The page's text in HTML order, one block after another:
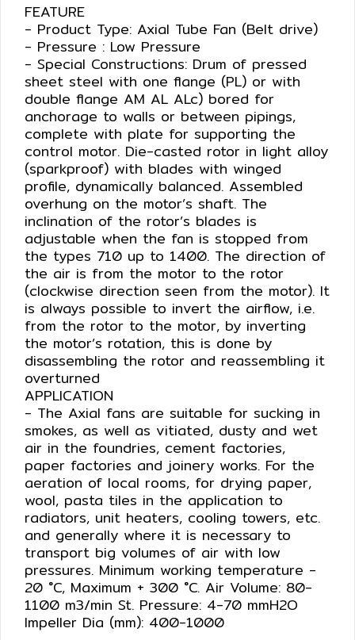
FAN
BLOWER
PNEUMATIC
HYDRAULIC
POWER
TRANSMISSION
(มอเตอร์
เกียร์
และ
ระบบ
ส่ง
กำลัง)
CONVEYOR
(โซ่
และ
สายพาน
ลำเลียง
รวม
ปก
รณ์
อื่นๆ)
Projects
Services
FEATURE
- Product Type: Axial Tube Fan (Belt drive)
- Pressure : Low Pressure
- Special Constructions: Drum of pressed
sheet steel with one flange (PL) or with
double flange AM AL ALc) bored for
anchorage to walls or between pipings,
complete with plate for supporting the
control motor. Die-casted rotor in light alloy
(sparkproof) with blades with winged
profile, dynamically balanced. Assembled
overhung on the motor’s shaft. The
inclination of the rotor’s blades is
adjustable when the fan is stopped from
the types 710 up to 1400. The direction of
the air is from the motor to the rotor
(clockwise direction seen from the motor). It
is always possible to invert the airflow, i.e.
from the rotor to the motor, by inverting
the motor’s rotation, this is done by
disassembling the rotor and reassembling it
overturned
APPLICATION
- The Axial fans are suitable for sucking in
smokes, as well as vitiated, dusty and wet
air in the foundries, cement factories,
paper factories and joinery works. For the
aeration of local rooms, for drying paper,
wool, pasta tiles in the application to
radiators, unit heaters, cooling towers, etc.
and generally where it is necessary to
transport big volumes of air with low
pressures. Minimum working temperature -
20 °C, Maximum + 300 °C. Air Volume: 80-
1100 m3/min St. Pressure: 4-70 mmH2O
Impeller Dia (mm): 400-1000